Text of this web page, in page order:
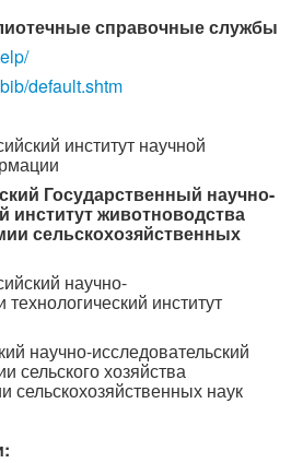
справочные службы
default.shtm
институт научной
Государственный научно-
институтживотноводства
сельскохозяйственных
научно-
технологический институт
научно-исследовательский
сельского хозяйства
сельскохозяйственных наук